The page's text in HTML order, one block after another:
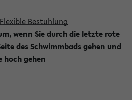
Bestuhlung
wenn Sie durch die letzte rote
des Schwimmbads gehen und
hoch gehen